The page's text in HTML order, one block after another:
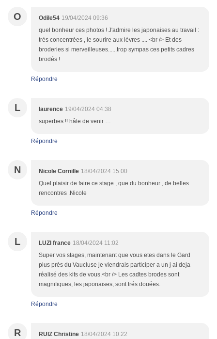
O Odile54 19/04/2024 09:36
quel bonheur ces photos ! J'admire les japonaises au travail :
très concentrées , le sourire aux lèvres .... <br /> Et des
broderies si merveilleuses......trop sympas ces petits cadres
brodés !
Répondre
L laurence 19/04/2024 04:38
superbes !! hâte de venir …
Répondre
N Nicole Cornille 18/04/2024 15:00
Quel plaisir de faire ce stage , que du bonheur , de belles
rencontres .Nicole
Répondre
L LUZI france 18/04/2024 11:02
Super vos stages, maintenant que vous etes dans le Gard
plus près du Vaucluse je viendrais participer a un j ai deja
réalisé des kits de vous.<br /> Les cadtes brodes sont
magnifiques, les japonaises, sont trés douées.
Répondre
R RUIZ Christine 18/04/2024 10:22